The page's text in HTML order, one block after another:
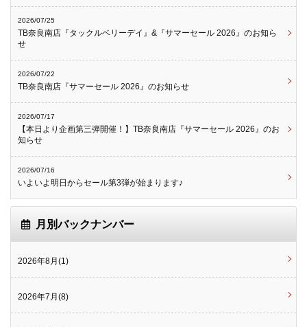
2026/07/25
TB奈良南店『タックルベリーデイ』&『サマーセール 2026』のお知ら
せ
2026/07/22
TB奈良南店『サマーセール 2026』のお知らせ
2026/07/17
【本日より企画第三弾開催！】TB奈良南店『サマーセール 2026』のお
知らせ
2026/07/16
いよいよ明日からセール第3弾が始まります♪
月別バックナンバー
2026年8月(1)
2026年7月(8)